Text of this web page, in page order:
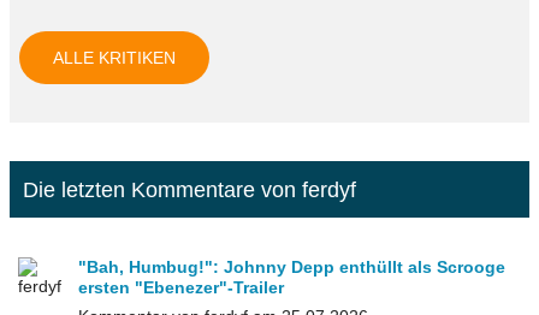
ALLE KRITIKEN
Die letzten Kommentare von ferdyf
"Bah, Humbug!": Johnny Depp enthüllt als Scrooge
ersten "Ebenezer"-Trailer